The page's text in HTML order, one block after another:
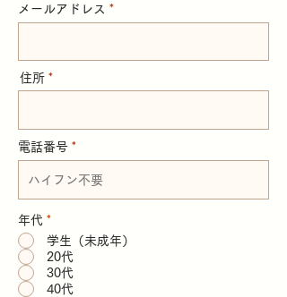
メールアドレス
住所
電話番号
年代 *
学生（未成年）
20代
30代
40代